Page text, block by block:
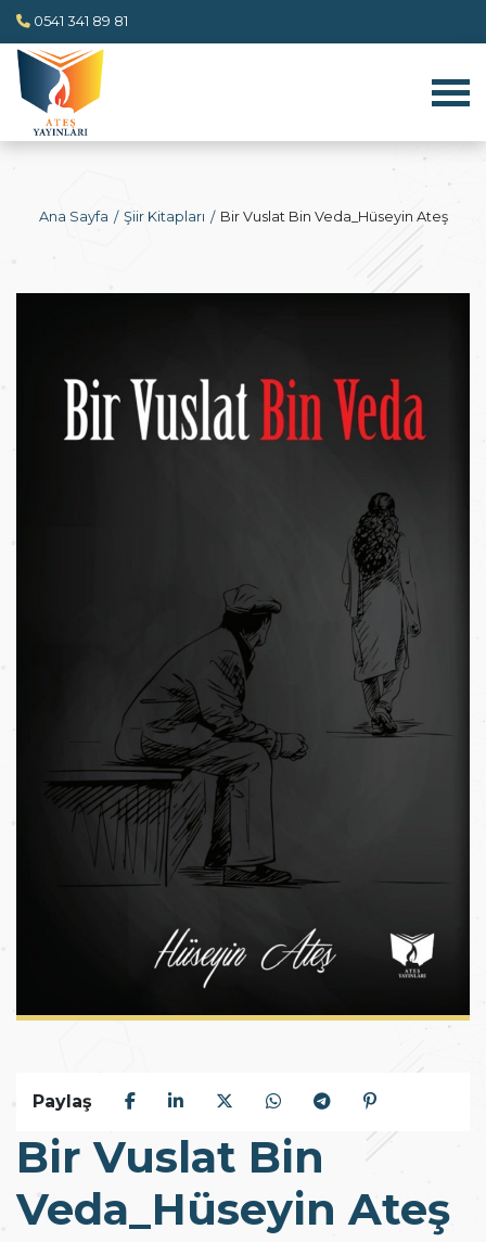
0541 341 89 81
Ana Sayfa Şiir Kitapları Bir Vuslat Bin Veda_Hüseyin Ateş
Paylaş
Bir Vuslat Bin
Veda_Hüseyin Ateş